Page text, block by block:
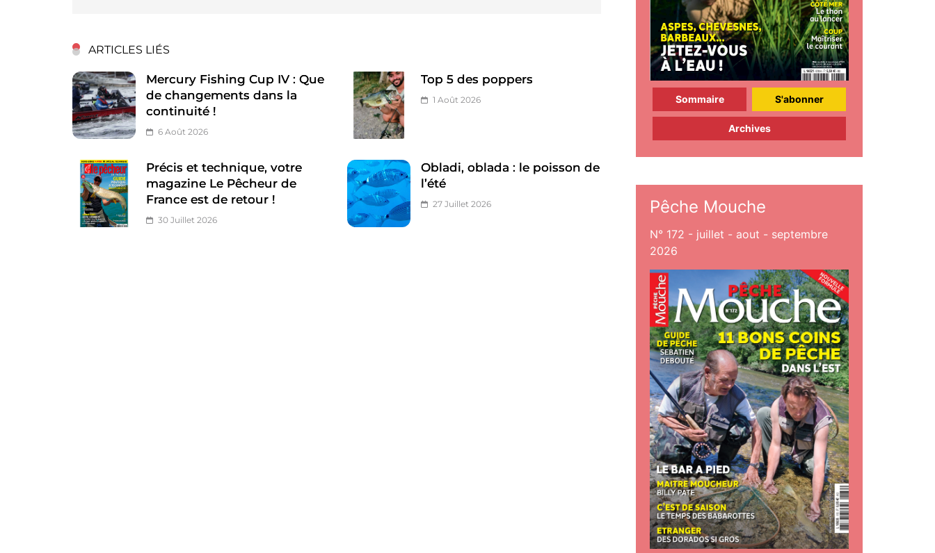
ARTICLES LIÉS
Mercury Fishing Cup IV : Que
de changements dans la
continuité !
6 Août 2026
Top 5 des poppers
1 Août 2026
Précis et technique, votre
magazine Le Pêcheur de
France est de retour !
30 Juillet 2026
Obladi, oblada : le poisson de
l’été
27 Juillet 2026
Sommaire S'abonner
Archives
Pêche Mouche
N° 172 - juillet - aout - septembre
2026